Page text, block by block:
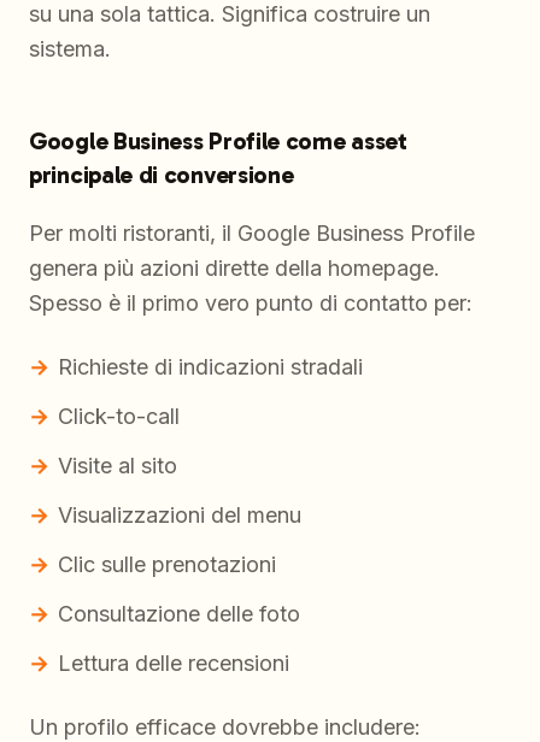
su una sola tattica. Significa costruire un
sistema.
Google Business Profile come asset
principale di conversione
Per molti ristoranti, il Google Business Profile
genera più azioni dirette della homepage.
Spesso è il primo vero punto di contatto per:
Richieste di indicazioni stradali
Click-to-call
Visite al sito
Visualizzazioni del menu
Clic sulle prenotazioni
Consultazione delle foto
Lettura delle recensioni
Un profilo efficace dovrebbe includere: